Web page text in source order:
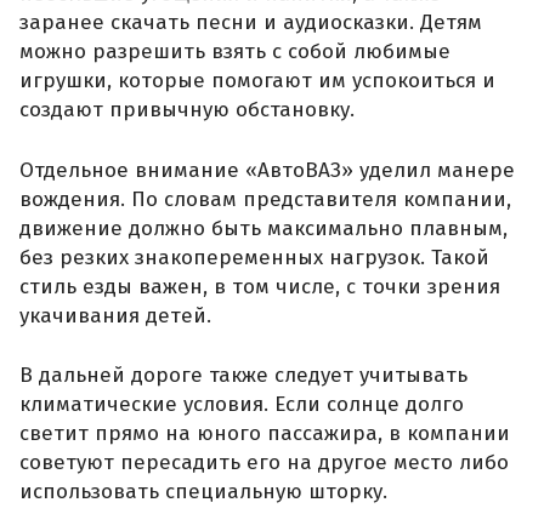
заранее скачать песни и аудиосказки. Детям
можно разрешить взять с собой любимые
игрушки, которые помогают им успокоиться и
создают привычную обстановку.
Отдельное внимание «АвтоВАЗ» уделил манере
вождения. По словам представителя компании,
движение должно быть максимально плавным,
без резких знакопеременных нагрузок. Такой
стиль езды важен, в том числе, с точки зрения
укачивания детей.
В дальней дороге также следует учитывать
климатические условия. Если солнце долго
светит прямо на юного пассажира, в компании
советуют пересадить его на другое место либо
использовать специальную шторку.